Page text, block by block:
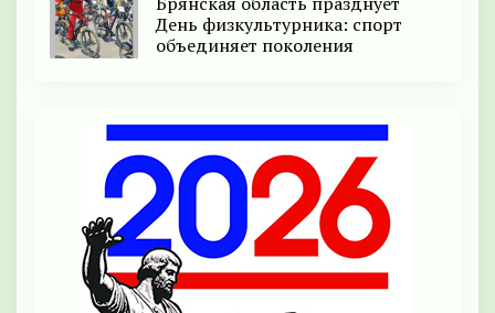
День физкультурника: спорт
объединяет поколения